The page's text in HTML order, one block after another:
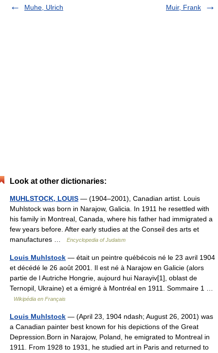
Muhe, Ulrich
Muir, Frank
Look at other dictionaries:
MUHLSTOCK, LOUIS — (1904–2001), Canadian artist. Louis
Muhlstock was born in Narajow, Galicia. In 1911 he resettled with
his family in Montreal, Canada, where his father had immigrated a
few years before. After early studies at the Conseil des arts et
manufactures …
Encyclopedia of Judaism
Louis Muhlstock — était un peintre québécois né le 23 avril 1904
et décédé le 26 août 2001. Il est né à Narajow en Galicie (alors
partie de l Autriche Hongrie, aujourd hui Narayiv[1], oblast de
Ternopil, Ukraine) et a émigré à Montréal en 1911. Sommaire 1 …
Wikipédia en Français
Louis Muhlstock — (April 23, 1904 ndash; August 26, 2001) was
a Canadian painter best known for his depictions of the Great
Depression.Born in Narajow, Poland, he emigrated to Montreal in
1911. From 1928 to 1931, he studied art in Paris and returned to